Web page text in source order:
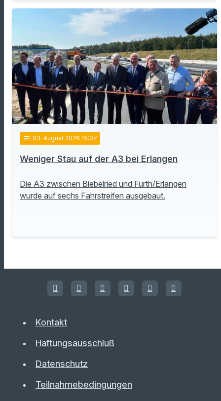
notes 03. August 2026 15:07
Weniger Stau auf der A3 bei Erlangen
Die A3 zwischen Biebelried und Fürth/Erlangen
wurde auf sechs Fahrstreifen ausgebaut.
Kontakt
Haftungsausschluß
Datenschutz
Teilnahmebedingungen